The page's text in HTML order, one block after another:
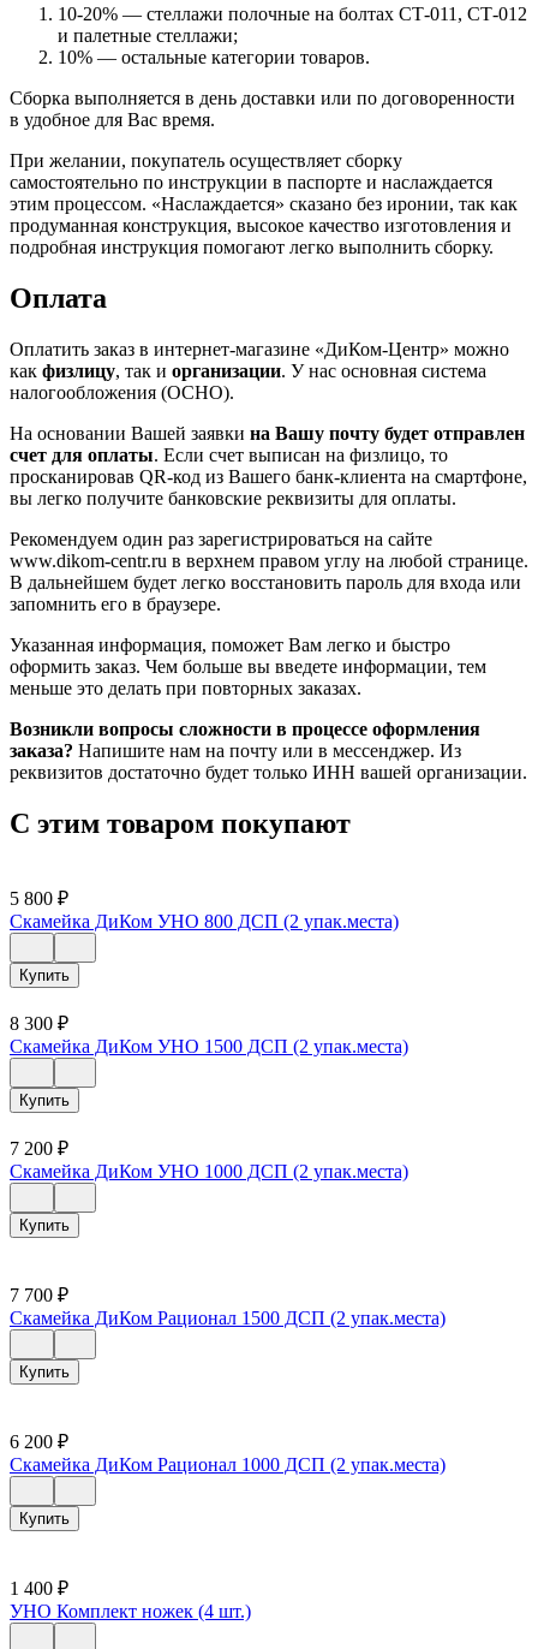
10-20% — стеллажи полочные на болтах СТ-011, СТ-012
и палетные стеллажи;
10% — остальные категории товаров.
Сборка выполняется в день доставки или по договоренности
в удобное для Вас время.
При желании, покупатель осуществляет сборку
самостоятельно по инструкции в паспорте и наслаждается
этим процессом. «Наслаждается» сказано без иронии, так как
продуманная конструкция, высокое качество изготовления и
подробная инструкция помогают легко выполнить сборку.
Оплата
Оплатить заказ в интернет-магазине «ДиКом-Центр» можно
как физлицу, так и организации. У нас основная система
налогообложения (ОСНО).
На основании Вашей заявки на Вашу почту будет отправлен
счет для оплаты. Если счет выписан на физлицо, то
просканировав QR-код из Вашего банк-клиента на смартфоне,
вы легко получите банковские реквизиты для оплаты.
Рекомендуем один раз зарегистрироваться на сайте
www.dikom-centr.ru в верхнем правом углу на любой странице.
В дальнейшем будет легко восстановить пароль для входа или
запомнить его в браузере.
Указанная информация, поможет Вам легко и быстро
оформить заказ. Чем больше вы введете информации, тем
меньше это делать при повторных заказах.
Возникли вопросы сложности в процессе оформления
заказа? Напишите нам на почту или в мессенджер. Из
реквизитов достаточно будет только ИНН вашей организации.
С этим товаром покупают
5 800 ₽
Скамейка ДиКом УНО 800 ДСП (2 упак.места)
Купить
8 300 ₽
Скамейка ДиКом УНО 1500 ДСП (2 упак.места)
Купить
7 200 ₽
Скамейка ДиКом УНО 1000 ДСП (2 упак.места)
Купить
7 700 ₽
Скамейка ДиКом Рационал 1500 ДСП (2 упак.места)
Купить
6 200 ₽
Скамейка ДиКом Рационал 1000 ДСП (2 упак.места)
Купить
1 400 ₽
УНО Комплект ножек (4 шт.)